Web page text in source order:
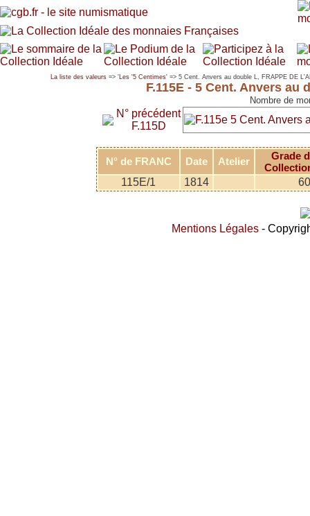
La liste des valeurs => 'Les '5 Centimes' => 5 Cent. Anvers au double L, FRAPPE DE
F.115E - 5 Cent. Anvers au
Nombre de
N° précédent
F.115D
N° de FRANC Date Atelier
Grade
115E/1
1814 60
Mentions Légales -